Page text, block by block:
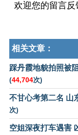
欢迎您的留言反
相关文章：
踩丹霞地貌拍照被
(44,704次)
不甘心考第二名 山
次)
空姐深夜打车遇害